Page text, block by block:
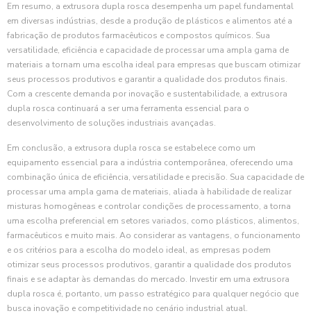
Em resumo, a extrusora dupla rosca desempenha um papel fundamental
em diversas indústrias, desde a produção de plásticos e alimentos até a
fabricação de produtos farmacêuticos e compostos químicos. Sua
versatilidade, eficiência e capacidade de processar uma ampla gama de
materiais a tornam uma escolha ideal para empresas que buscam otimizar
seus processos produtivos e garantir a qualidade dos produtos finais.
Com a crescente demanda por inovação e sustentabilidade, a extrusora
dupla rosca continuará a ser uma ferramenta essencial para o
desenvolvimento de soluções industriais avançadas.
Em conclusão, a extrusora dupla rosca se estabelece como um
equipamento essencial para a indústria contemporânea, oferecendo uma
combinação única de eficiência, versatilidade e precisão. Sua capacidade de
processar uma ampla gama de materiais, aliada à habilidade de realizar
misturas homogêneas e controlar condições de processamento, a torna
uma escolha preferencial em setores variados, como plásticos, alimentos,
farmacêuticos e muito mais. Ao considerar as vantagens, o funcionamento
e os critérios para a escolha do modelo ideal, as empresas podem
otimizar seus processos produtivos, garantir a qualidade dos produtos
finais e se adaptar às demandas do mercado. Investir em uma extrusora
dupla rosca é, portanto, um passo estratégico para qualquer negócio que
busca inovação e competitividade no cenário industrial atual.